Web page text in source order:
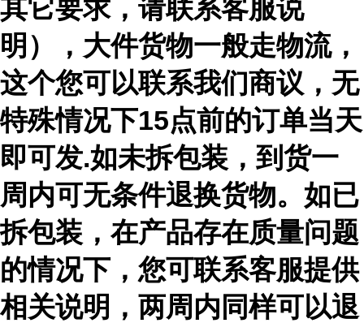
其它要求，请联系客服说
明），大件货物一般走物流，
这个您可以联系我们商议，无
特殊情况下15点前的订单当天
即可发.如未拆包装，到货一
周内可无条件退换货物。如已
拆包装，在产品存在质量问题
的情况下，您可联系客服提供
相关说明，两周内同样可以退